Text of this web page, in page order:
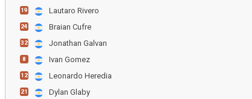
19 Lautaro Rivero
24 Braian Cufre
32 Jonathan Galvan
8 Ivan Gomez
12 Leonardo Heredia
21 Dylan Glaby